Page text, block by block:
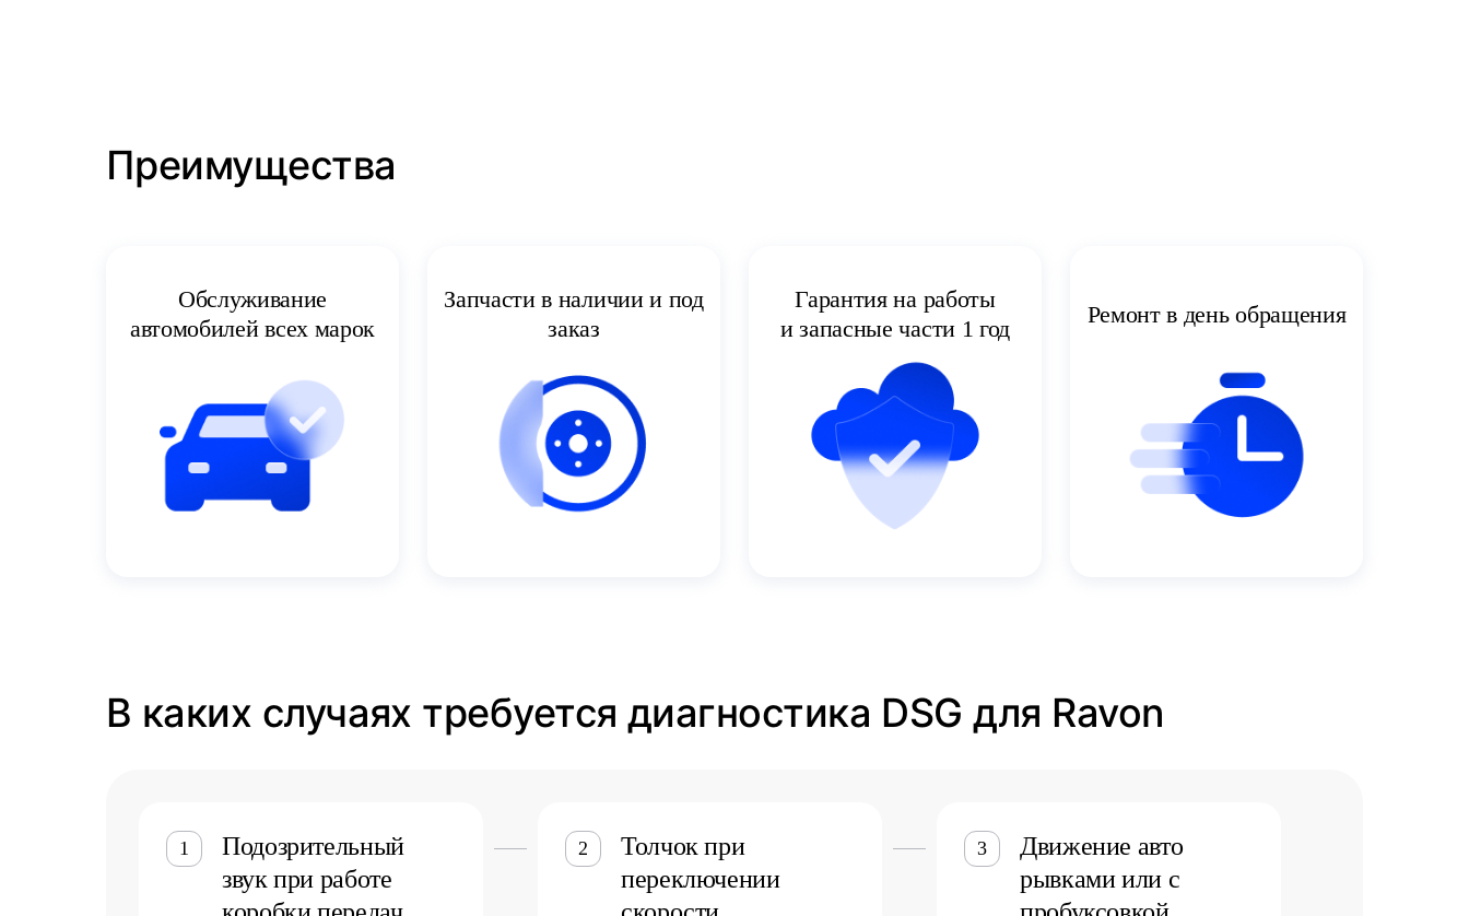
Преимущества
Обслуживание
автомобилей всех марок
Запчасти в наличии и под
заказ
Гарантия на работы
и запасные части 1 год
Ремонт в день обращения
В каких случаях требуется диагностика DSG для Ravon
1
Подозрительный
звук при работе
2
Толчок при
переключении
3
Движение авто
рывками или с